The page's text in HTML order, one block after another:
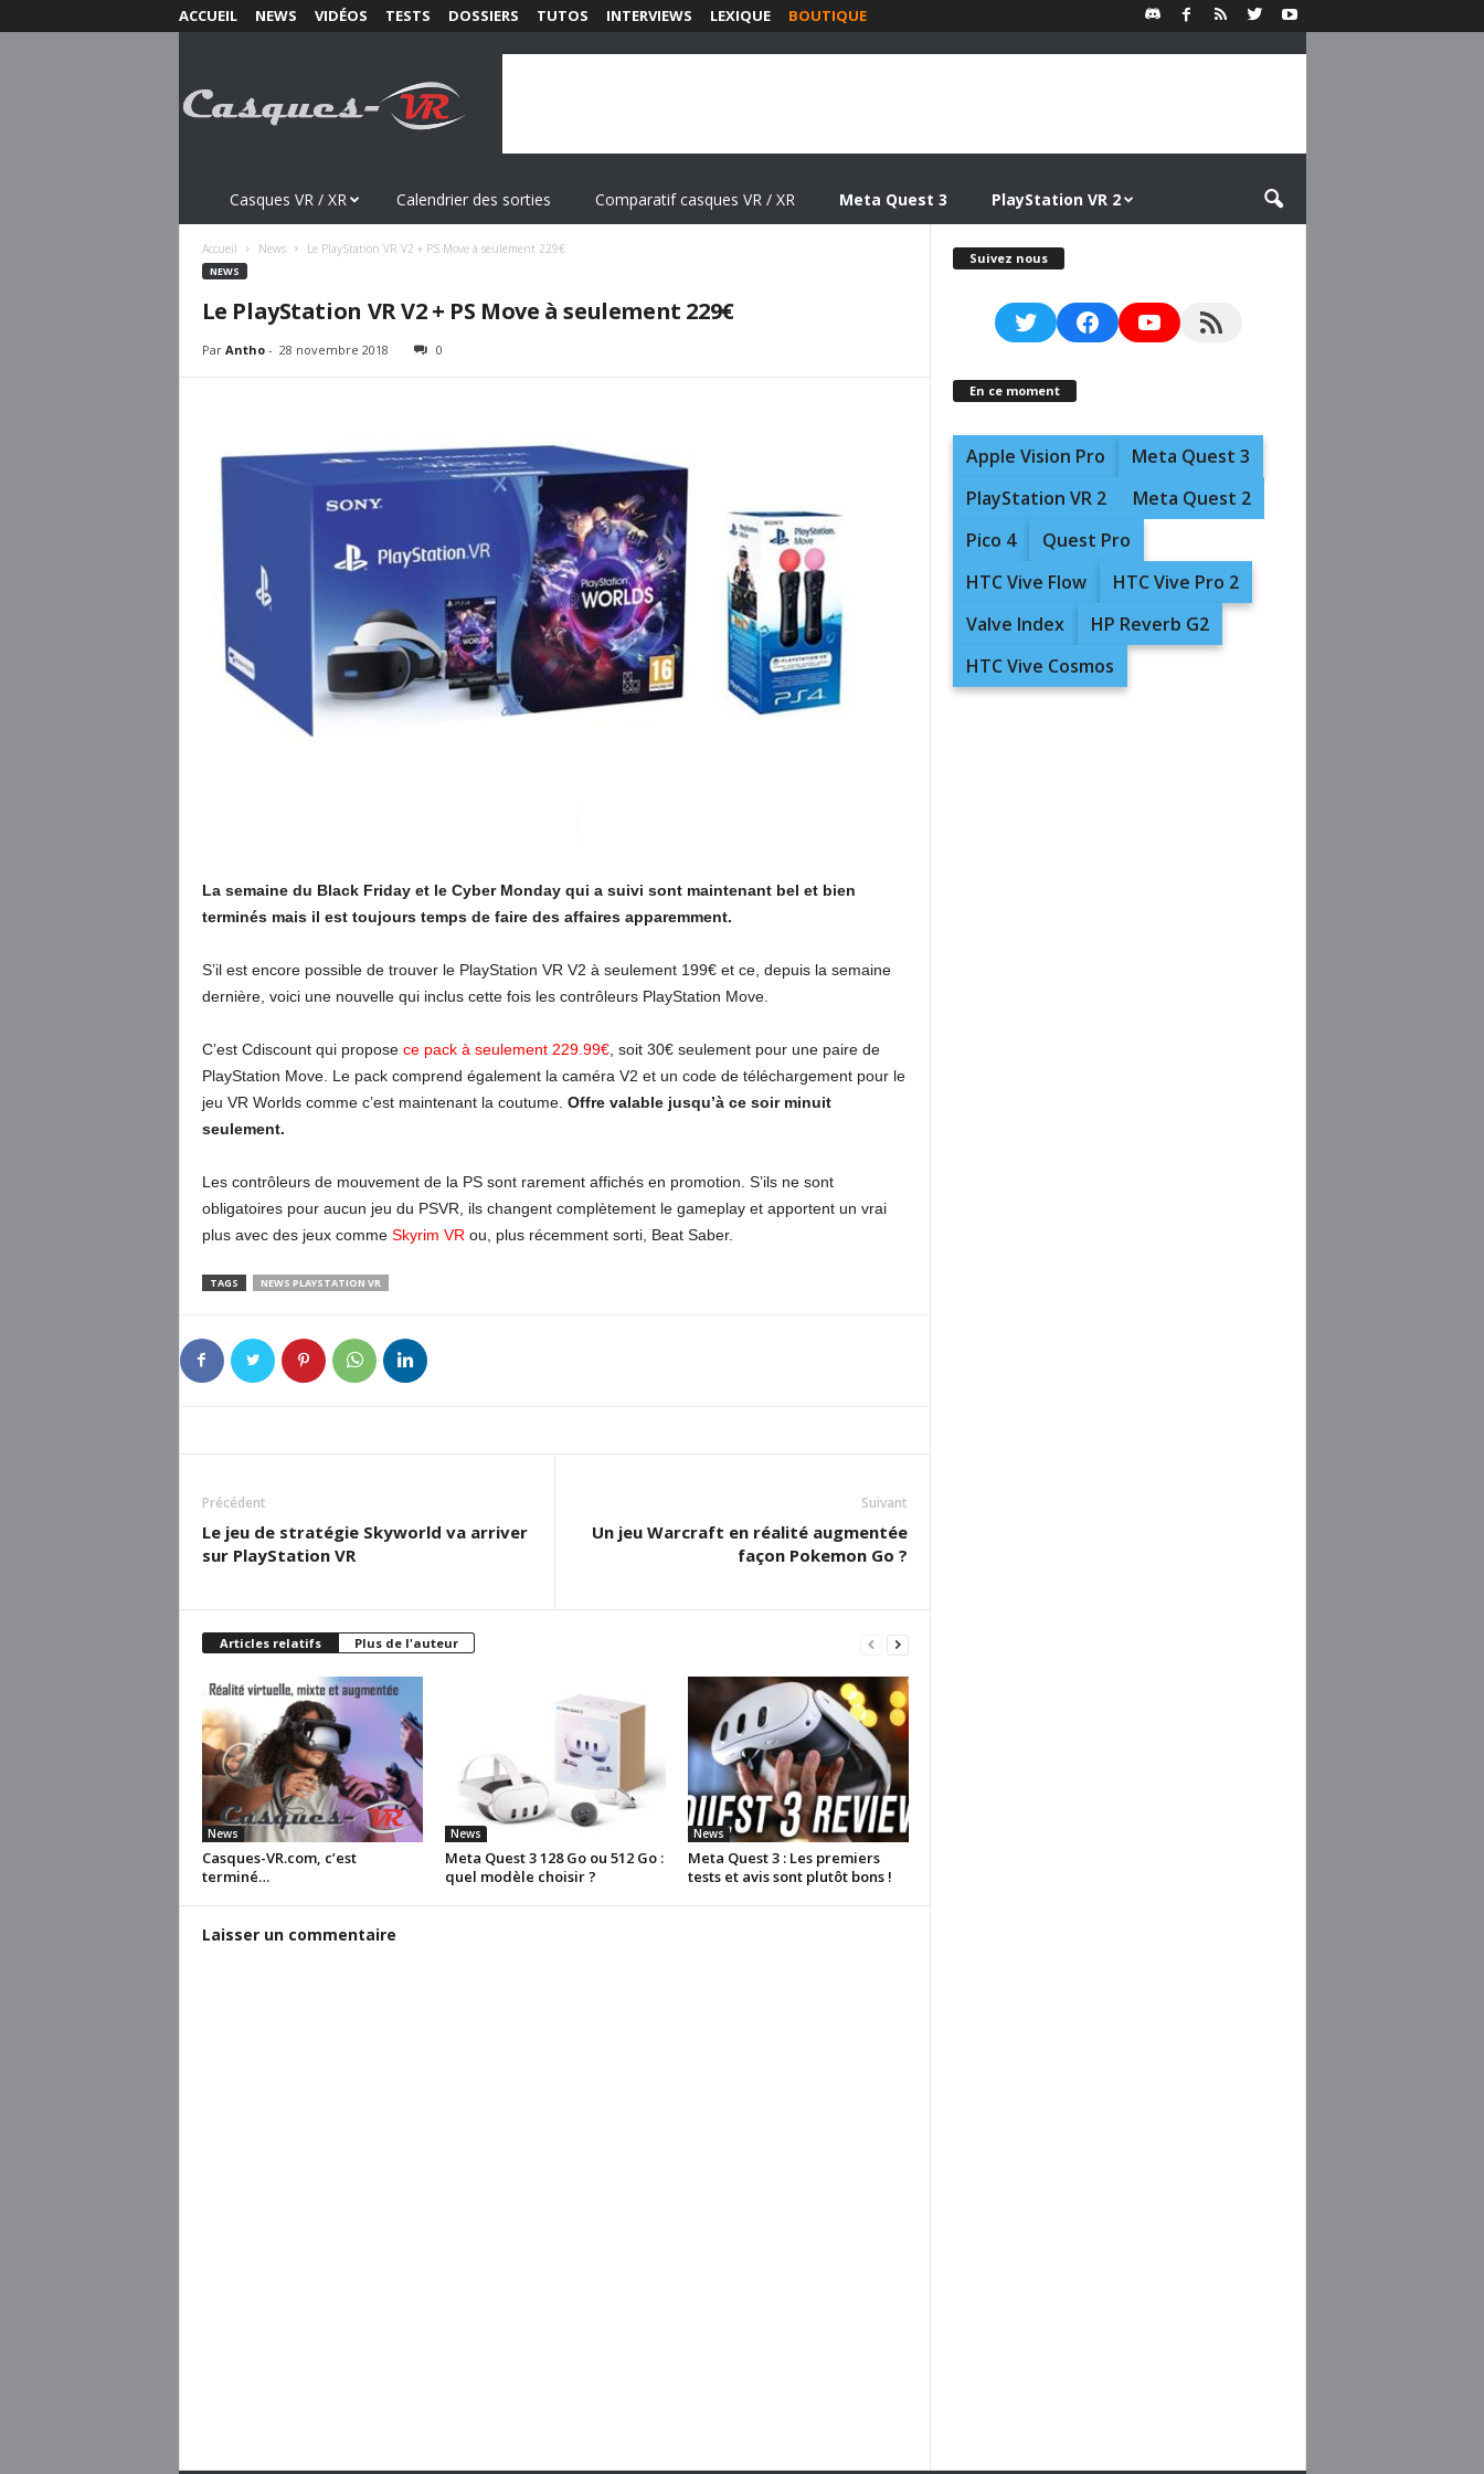
ACCUEIL NEWS VIDÉOS TESTS DOSSIERS TUTOS INTERVIEWS LEXIQUE BOUTIQUE
s
Casques VR / XR Calendrier des sorties Comparatif casques VR / XR Meta Quest 3 PlayStation VR 2
Accueil News Le PlayStation VR V2 + PS Move à seulement 229€
NEWS
Le PlayStation VR V2 + PS Move à seulement 229€
Par Antho- 28 novembre 2018 0
La semaine du Black Friday et le Cyber Monday qui a suivi sont maintenant bel et bien
terminés mais il est toujours temps de faire des affaires apparemment.
S’il est encore possible de trouver le PlayStation VR V2 à seulement 199€ et ce, depuis la semaine
dernière, voici une nouvelle qui inclus cette fois les contrôleurs PlayStation Move.
C’est Cdiscount qui propose ce pack à seulement 229.99€, soit 30€ seulement pour une paire de
PlayStation Move. Le pack comprend également la caméra V2 et un code de téléchargement pour le
jeu VR Worlds comme c’est maintenant la coutume. Offre valable jusqu’à ce soir minuit
seulement.
Les contrôleurs de mouvement de la PS sont rarement affichés en promotion. S’ils ne sont
obligatoires pour aucun jeu du PSVR, ils changent complètement le gameplay et apportent un vrai
plus avec des jeux comme Skyrim VR ou, plus récemment sorti, Beat Saber.
TAGS NEWS PLAYSTATION VR
Précédent
Le jeu de stratégie Skyworld va arriver
sur PlayStation VR
Suivant
Un jeu Warcraft en réalité augmentée
façon Pokemon Go ?
Articles relatifs Plus de l'auteur
News
Casques-VR.com, c’est
terminé…
News
Meta Quest 3 128 Go ou 512 Go :
quel modèle choisir ?
News
Meta Quest 3 : Les premiers
tests et avis sont plutôt bons !
Laisser un commentaire
Suivez nous
TwitterFacebookYouTubeRSS Feed
En ce moment
Apple Vision Pro
Meta Quest 3
PlayStation VR 2
Meta Quest 2
Pico 4
Quest Pro
HTC Vive Flow
HTC Vive Pro 2
Valve Index
HP Reverb G2
HTC Vive Cosmos